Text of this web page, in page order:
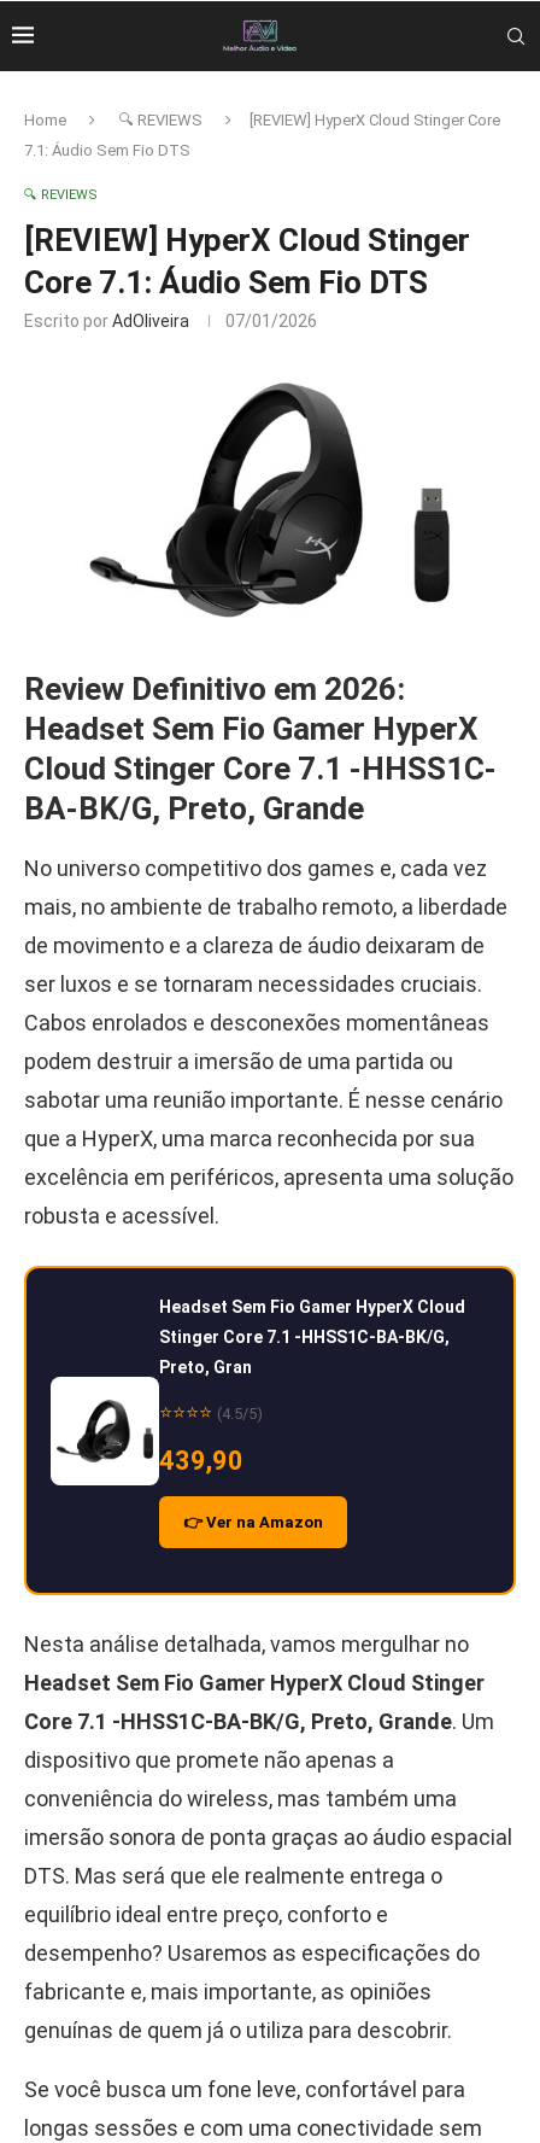
Home 🔍 REVIEWS
[REVIEW] HyperX Cloud Stinger Core
7.1: Áudio Sem Fio DTS
🔍 REVIEWS
[REVIEW] HyperX Cloud Stinger
Core 7.1: Áudio Sem Fio DTS
Escrito porAdOliveira 07/01/2026
Review Definitivo em 2026:
Headset Sem Fio Gamer HyperX
Cloud Stinger Core 7.1 -HHSS1C-
BA-BK/G, Preto, Grande
No universo competitivo dos games e, cada vez
mais, no ambiente de trabalho remoto, a liberdade
de movimento e a clareza de áudio deixaram de
ser luxos e se tornaram necessidades cruciais.
Cabos enrolados e desconexões momentâneas
podem destruir a imersão de uma partida ou
sabotar uma reunião importante. É nesse cenário
que a HyperX, uma marca reconhecida por sua
excelência em periféricos, apresenta uma solução
robusta e acessível.
Headset Sem Fio Gamer HyperX Cloud
Stinger Core 7.1 -HHSS1C-BA-BK/G,
Preto, Gran
⭐⭐⭐⭐ (4.5/5)
439,90
👉 Ver na Amazon
Nesta análise detalhada, vamos mergulhar no
Headset Sem Fio Gamer HyperX Cloud Stinger
Core 7.1 -HHSS1C-BA-BK/G, Preto, Grande. Um
dispositivo que promete não apenas a
conveniência do wireless, mas também uma
imersão sonora de ponta graças ao áudio espacial
DTS. Mas será que ele realmente entrega o
equilíbrio ideal entre preço, conforto e
desempenho? Usaremos as especificações do
fabricante e, mais importante, as opiniões
genuínas de quem já o utiliza para descobrir.
Se você busca um fone leve, confortável para
longas sessões e com uma conectividade sem